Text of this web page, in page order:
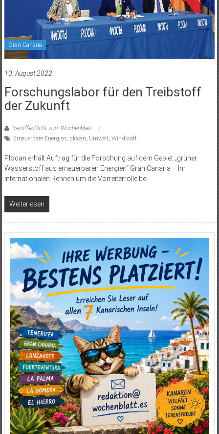
Gran Canaria
10. August 2022
Forschungslabor für den Treibstoff
der Zukunft
Veröffentlicht von: Wochenblatt
Erneuerbare Energien plocan Umwelt Windkraft
Plocan erhält Auftrag für die Forschung auf dem Gebiet „grüner
Wasserstoff aus erneuerbaren Energien“ Gran Canaria – Im
internationalen Rennen um die Vorreiterrolle bei
Weiterlesen